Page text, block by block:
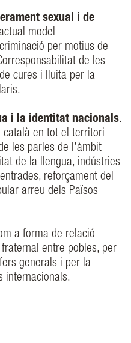
sexual i de
model
per motius de
de les
cures i lluita per la
i la identitat nacionals.
en tot el territori
les parles de l'àmbit
de la llengua, indústries
reforçament del
arreu dels Països
a forma de relació
entre pobles, per
generals i per la
internacionals.